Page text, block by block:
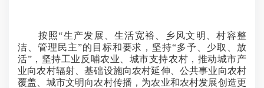
按照“生产发展、生活宽裕、乡风文明、村容整
洁、管理民主”的目标和要求，坚持“多予、少取、放
活”，坚持工业反哺农业、城市支持农村，推动城市产
业向农村辐射、基础设施向农村延伸、公共事业向农村
覆盖、城市文明向农村传播，为农业和农村发展创造更